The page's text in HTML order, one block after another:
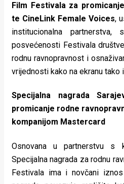
Film Festivala za
te CineLink Female Voices,
institucionalna
posvećenosti Festivala
rodnu ravnopravnost i
vrijednosti kako na ekranu tako
Specijalna nagrada
promicanje rodne
kompanijom Mastercard
Osnovana u partnerstvu s
Specijalna nagrada za rodnu
Festivala ima i novčani